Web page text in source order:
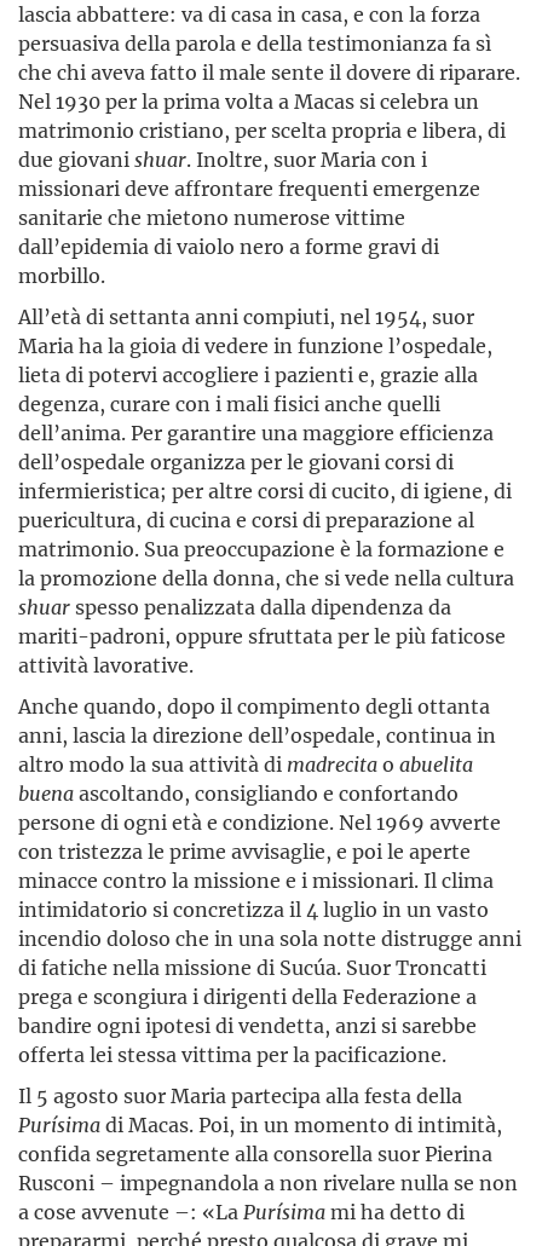
lascia abbattere: va di casa in casa, e con la forza
persuasiva della parola e della testimonianza fa sì
che chi aveva fatto il male sente il dovere di riparare.
Nel 1930 per la prima volta a Macas si celebra un
matrimonio cristiano, per scelta propria e libera, di
due giovanishuar. Inoltre, suor Maria con i
missionari deve affrontare frequenti emergenze
sanitarie che mietono numerose vittime
dall’epidemia di vaiolo nero a forme gravi di
morbillo.
All’età di settanta anni compiuti, nel 1954, suor
Maria ha la gioia di vedere in funzione l’ospedale,
lieta di potervi accogliere i pazienti e, grazie alla
degenza, curare con i mali fisici anche quelli
dell’anima. Per garantire una maggiore efficienza
dell’ospedale organizza per le giovani corsi di
infermieristica; per altre corsi di cucito, di igiene, di
puericultura, di cucina e corsi di preparazione al
matrimonio. Sua preoccupazione è la formazione e
la promozione della donna, che si vede nella cultura
shuarspesso penalizzata dalla dipendenza da
mariti-padroni, oppure sfruttata per le più faticose
attività lavorative.
Anche quando, dopo il compimento degli ottanta
anni, lascia la direzione dell’ospedale, continua in
altro modo la sua attività di madrecitao abuelita
buenaascoltando, consigliando e confortando
persone di ogni età e condizione. Nel 1969 avverte
con tristezza le prime avvisaglie, e poi le aperte
minacce contro la missione e i missionari. Il clima
intimidatorio si concretizza il 4 luglio in un vasto
incendio doloso che in una sola notte distrugge anni
di fatiche nella missione di Sucúa. Suor Troncatti
prega e scongiura i dirigenti della Federazione a
bandire ogni ipotesi di vendetta, anzi si sarebbe
offerta lei stessa vittima per la pacificazione.
Il 5 agosto suor Maria partecipa alla festa della
Purísimadi Macas. Poi, in un momento di intimità,
confida segretamente alla consorella suor Pierina
Rusconi – impegnandola a non rivelare nulla se non
a cose avvenute –: «LaPurísimami ha detto di
prepararmi, perché presto qualcosa di grave mi